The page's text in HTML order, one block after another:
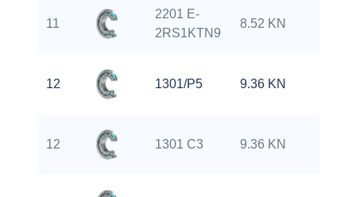
11
2201 E-
2RS1KTN9
8.52 KN
12 1301/P5 9.36 KN
12 1301 C3 9.36 KN